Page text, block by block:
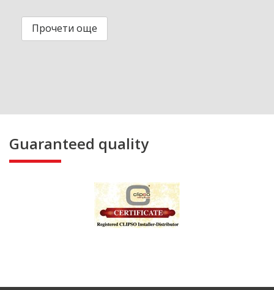
Прочети още
Guaranteed quality